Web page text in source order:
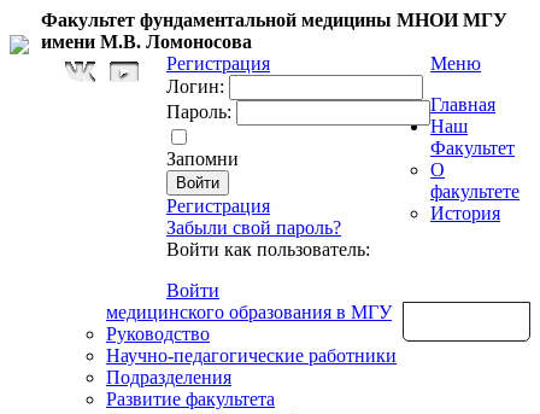
Факультет фундаментальной медицины МНОИ МГУ
имени М.В. Ломоносова
Регистрация
Логин:
Пароль:
Запомни
Регистрация
Забыли свой пароль?
Войти как пользователь:
Войти
Меню
Главная
Наш
Факультет
О
факультете
История
медицинского образования в МГУ
Руководство
Научно-педагогические работники
Подразделения
Развитие факультета